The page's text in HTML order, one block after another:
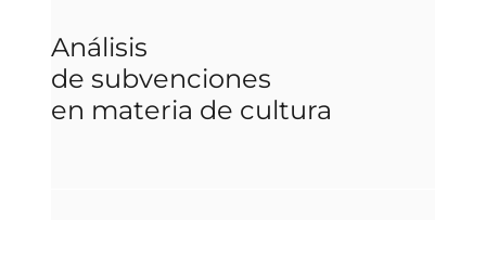
Análisis
de subvenciones
en materia de cultura